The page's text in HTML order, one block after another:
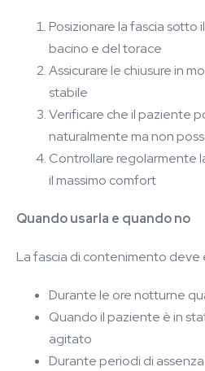
Posizionare la fascia sotto
bacino e del torace
Assicurare le chiusure in
stabile
Verificare che il paziente
naturalmente ma non
Controllare regolarmente
il massimo comfort
Quando usarla e quando no
La fascia di contenimento deve
Durante le ore notturne
Quando il paziente è in
agitato
Durante periodi di